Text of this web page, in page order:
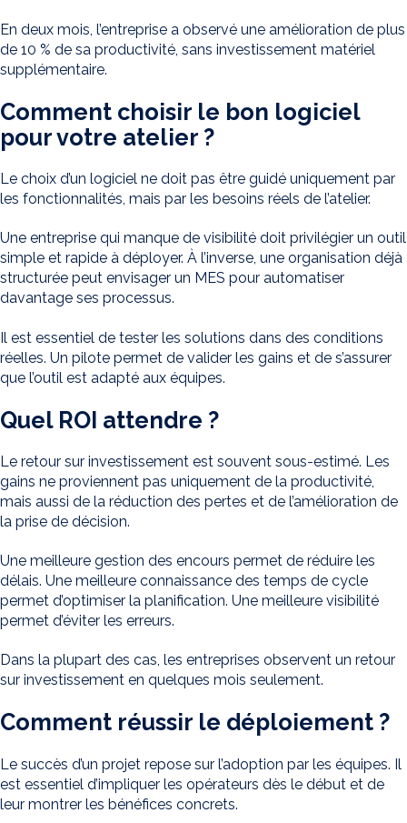
En deux mois, l’entreprise a observé une amélioration de plus
de 10 % de sa productivité, sans investissement matériel
supplémentaire.
Comment choisir le bon logiciel
pour votre atelier ?
Le choix d’un logiciel ne doit pas être guidé uniquement par
les fonctionnalités, mais par les besoins réels de l’atelier.
Une entreprise qui manque de visibilité doit privilégier un outil
simple et rapide à déployer. À l’inverse, une organisation déjà
structurée peut envisager un MES pour automatiser
davantage ses processus.
Il est essentiel de tester les solutions dans des conditions
réelles. Un pilote permet de valider les gains et de s’assurer
que l’outil est adapté aux équipes.
Quel ROI attendre ?
Le retour sur investissement est souvent sous-estimé. Les
gains ne proviennent pas uniquement de la productivité,
mais aussi de la réduction des pertes et de l’amélioration de
la prise de décision.
Une meilleure gestion des encours permet de réduire les
délais. Une meilleure connaissance des temps de cycle
permet d’optimiser la planification. Une meilleure visibilité
permet d’éviter les erreurs.
Dans la plupart des cas, les entreprises observent un retour
sur investissement en quelques mois seulement.
Comment réussir le déploiement ?
Le succès d’un projet repose sur l’adoption par les équipes. Il
est essentiel d’impliquer les opérateurs dès le début et de
leur montrer les bénéfices concrets.